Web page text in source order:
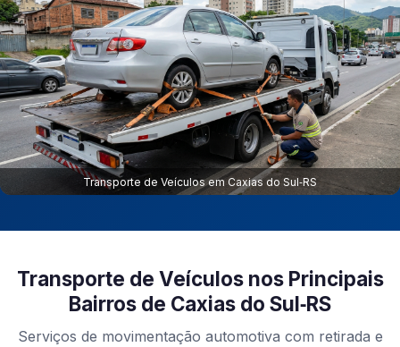
Transporte de Veículos em Caxias do Sul‑RS
Transporte de Veículos nos Principais
Bairros de Caxias do Sul‑RS
Serviços de movimentação automotiva com retirada e